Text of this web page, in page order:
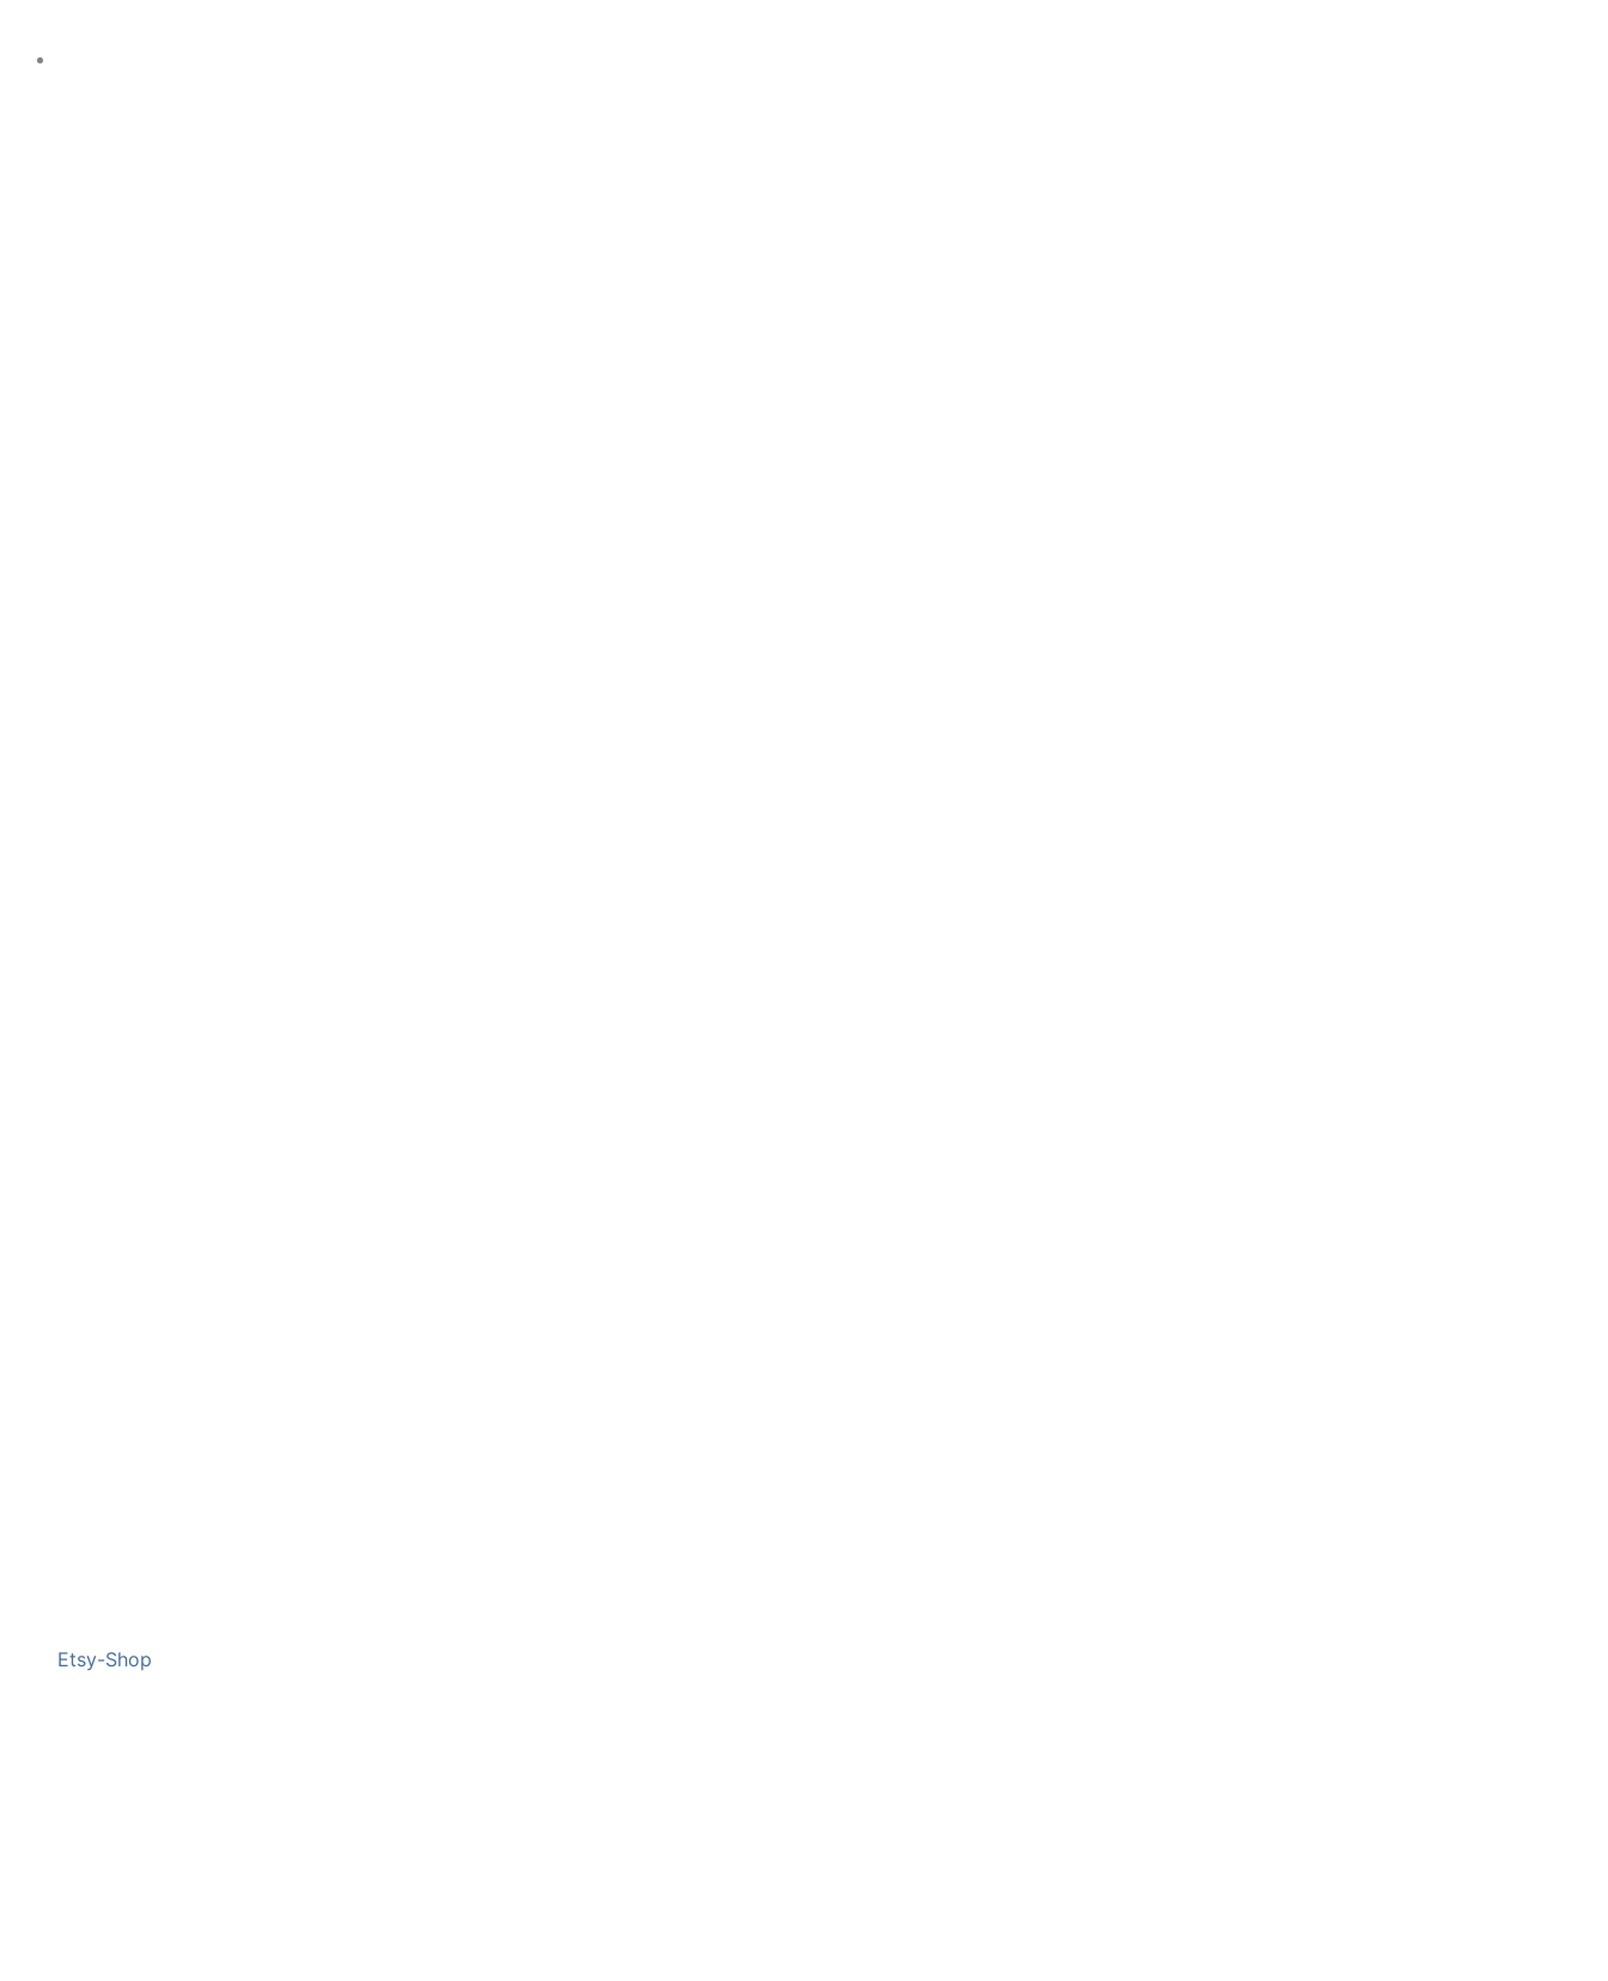
Etsy-Shop